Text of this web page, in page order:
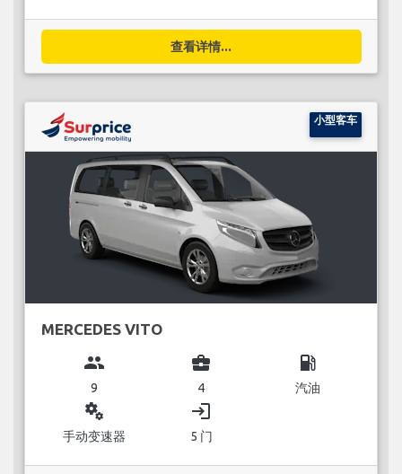
查看详情...
小型客车
MERCEDES VITO
group
9
business_center
4
local_gas_station
汽油
miscellaneous_services
手动变速器
login
5 门